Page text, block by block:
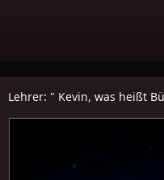
Lehrer: " Kevin, was heißt